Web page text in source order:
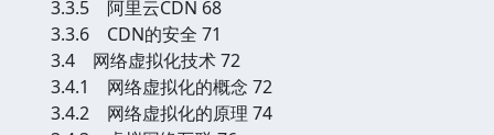
3.3.5 阿里云CDN 68
3.3.6 CDN的安全 71
3.4 网络虚拟化技术 72
3.4.1 网络虚拟化的概念 72
3.4.2 网络虚拟化的原理 74